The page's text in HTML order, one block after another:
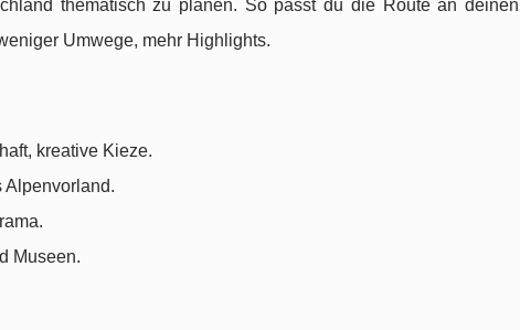
thematisch zu planen. So passt du die Route an deinen
Umwege, mehr Highlights.
kreative Kieze.
Alpenvorland.
Museen.